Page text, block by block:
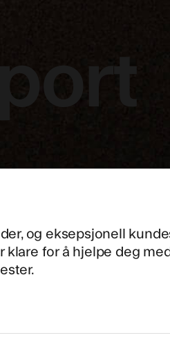
og eksepsjonell
klare for å hjelpe deg